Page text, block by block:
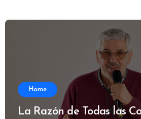
Home
La Razón de Todas las